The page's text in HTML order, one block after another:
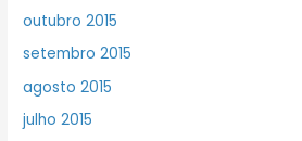
outubro 2015
setembro 2015
agosto 2015
julho 2015